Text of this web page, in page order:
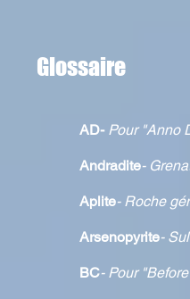
Glossaire
AD- Pour "Anno
Andradite-
Aplite- Roche
Arsenopyrite-
BC- Pour